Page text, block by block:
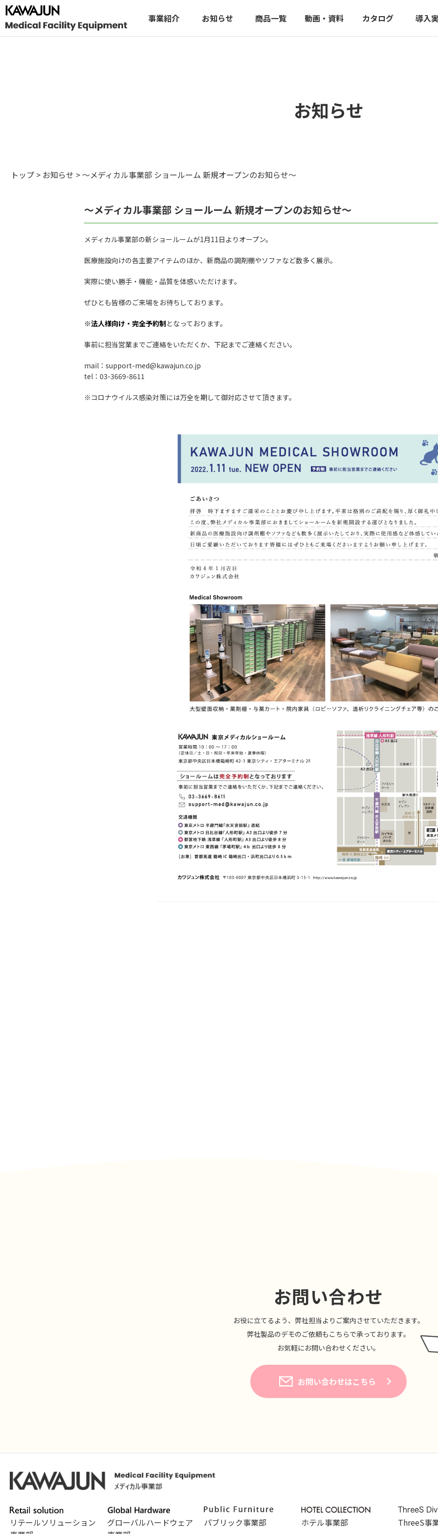
事業紹介 お知らせ 商品一覧 動画・資料 カタログ 導入
お知らせ
トップ > お知らせ > ～メディカル事業部 ショールーム 新規オープンのお知らせ～
～メディカル事業部 ショールーム 新規オープンのお知らせ～
メディカル事業部の新ショールームが1月11日よりオープン。
医療施設向けの各主要アイテムのほか、新商品の調剤棚やソファなど数多く展示。
実際に使い勝手・機能・品質を体感いただけます。
ぜひとも皆様のご来場をお待ちしております。
※法人様向け・完全予約制となっております。
事前に担当営業までご連絡をいただくか、下記までご連絡ください。
mail：support-med@kawajun.co.jp
tel：03-3669-8611
※コロナウイルス感染対策には万全を期して御対応させて頂きます。
お問い合わせ
お役に⽴てるよう、弊社担当よりご案内させていただきます。
弊社製品のデモのご依頼もこちらで承っております。
お気軽にお問い合わせください。
お問い合わせはこちら
リテールソリューション
グローバルハードウェア
パブリック事業部 ホテル事業部 ThreeS事